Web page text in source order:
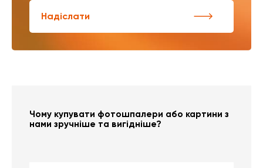
Надіслати
Чому купувати фотошпалери або картини з
нами зручніше та вигідніше?